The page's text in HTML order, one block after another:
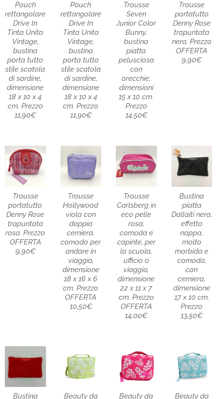
Pouch
rettangolare
Drive In
Tinta Unita
Vintage,
bustina
porta tutto
stile scatola
di sardine,
dimensione
18 x 10 x 4
cm. Prezzo
11,90€
Pouch
rettangolare
Drive In
Tinta Unita
Vintage,
bustina
porta tutto
stile scatola
di sardine,
dimensione
18 x 10 x 4
cm. Prezzo
11,90€
Trousse
Seven
Junior Color
Bunny,
bustina
piatta
pelusciosa
con
orecchie,
dimensioni
15 x 10 cm.
Prezzo
14,50€
Trousse
portatutto
Denny Rose
trapuntata
nera. Prezzo
OFFERTA
9,90€
Trousse
portatutto
Denny Rose
trapuntata
rosa. Prezzo
OFFERTA
9,90€
Trousse
Hollywood
viola con
doppia
cerniera,
comodo per
andare in
viaggio,
dimensione
18 x 16 x 6
cm. Prezzo
OFFERTA
10,50€
Trousse
Carlsberg in
eco pelle
rosa,
comoda e
capinte, per
la scuola,
ufficio o
viaggio,
dimensione
22 x 11 x 7
cm. Prezzo
OFFERTA
14,00€
Bustina
piatta
Dallaiti nera,
effetto
nappa,
molto
morbida e
comoda,
con
cerniera,
dimensione
17 x 10 cm.
Prezzo
13,50€
Bustina Beauty da Beauty da Beauty da